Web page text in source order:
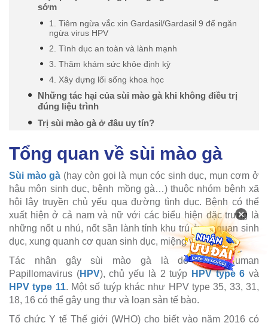
sớm
1. Tiêm ngừa vắc xin Gardasil/Gardasil 9 để ngăn
ngừa virus HPV
2. Tình dục an toàn và lành mạnh
3. Thăm khám sức khỏe định kỳ
4. Xây dựng lối sống khoa học
Những tác hại của sùi mào gà khi không điều trị
đúng liệu trình
Trị sùi mào gà ở đâu uy tín?
Tổng quan về sùi mào gà
Sùi mào gà (hay còn gọi là mụn cóc sinh dục, mụn cơm ở
hậu môn sinh dục, bệnh mồng gà…) thuộc nhóm bệnh xã
hội lây truyền chủ yếu qua đường tình dục. Bệnh có thể
xuất hiện ở cả nam và nữ với các biểu hiện đặc trưng là
những nốt u nhú, nốt sần lành tính khu trú ở cơ quan sinh
dục, xung quanh cơ quan sinh dục, miệng và họng,...
Tác nhân gây sùi mào gà là do virus Human
Papillomavirus (HPV), chủ yếu là 2 tuýp HPV type 6 và
HPV type 11. Một số tuýp khác như HPV type 35, 33, 31,
18, 16 có thể gây ung thư và loạn sản tế bào.
Tổ chức Y tế Thế giới (WHO) cho biết vào năm 2016 có
×